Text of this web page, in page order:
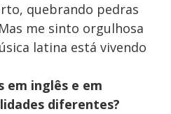
quebrando pedras
me sinto orgulhosa
latina está vivendo
em inglês e em
diferentes?